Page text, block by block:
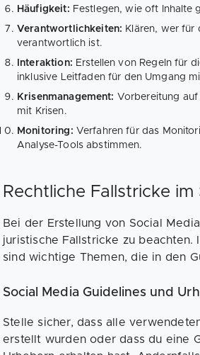
Häufigkeit: Festlegen, wie oft Inhalte
Verantwortlichkeiten: Klären, wer für
verantwortlich ist.
Interaktion: Erstellen von Regeln für
inklusive Leitfaden für den Umgang
Krisenmanagement: Vorbereitung
mit Krisen.
Monitoring: Verfahren für das
Analyse-Tools abstimmen.
Rechtliche Fallstricke
Bei der Erstellung von Social
juristische Fallstricke zu beachten.
sind wichtige Themen, die in den
Social Media Guidelines und
Stelle sicher, dass alle
erstellt wurden oder dass du eine